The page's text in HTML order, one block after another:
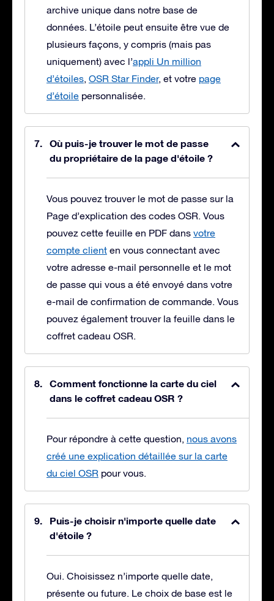
archive unique dans notre base de
données. L’étoile peut ensuite être vue de
plusieurs façons, y compris (mais pas
uniquement) avec l’appli Un million
d’étoiles, OSR Star Finder, et votre page
d’étoile personnalisée.
Où puis-je trouver le mot de passe
du propriétaire de la page d'étoile ?
Vous pouvez trouver le mot de passe sur la
Page d’explication des codes OSR. Vous
pouvez cette feuille en PDF dans votre
compte client en vous connectant avec
votre adresse e-mail personnelle et le mot
de passe qui vous a été envoyé dans votre
e-mail de confirmation de commande. Vous
pouvez également trouver la feuille dans le
coffret cadeau OSR.
Comment fonctionne la carte du ciel
dans le coffret cadeau OSR ?
Pour répondre à cette question, nous avons
créé une explication détaillée sur la carte
du ciel OSR pour vous.
Puis-je choisir n'importe quelle date
d'étoile ?
Oui. Choisissez n’importe quelle date,
présente ou future. Le choix de base est le